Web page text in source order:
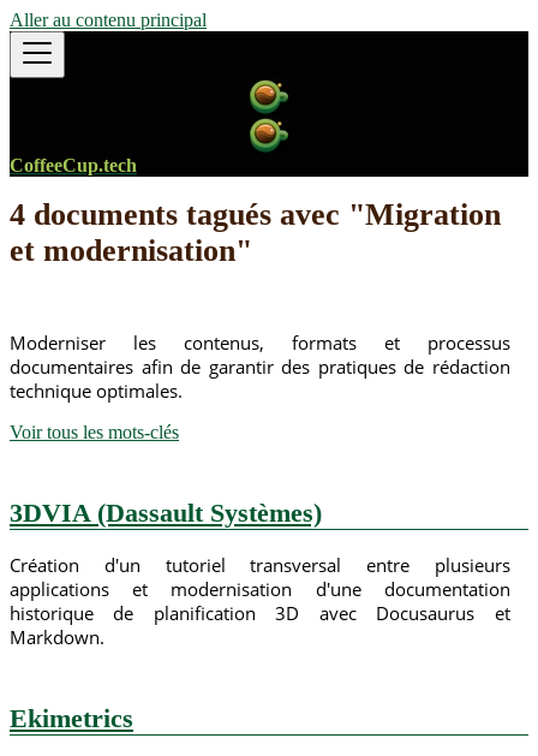
Aller au contenu principal
CoffeeCup.tech
4 documents tagués avec "Migration
et modernisation"
Moderniser les contenus, formats et processus
documentaires afin de garantir des pratiques de rédaction
technique optimales.
Voir tous les mots-clés
3DVIA (Dassault Systèmes)
Création d'un tutoriel transversal entre plusieurs
applications et modernisation d'une documentation
historique de planification 3D avec Docusaurus et
Markdown.
Ekimetrics